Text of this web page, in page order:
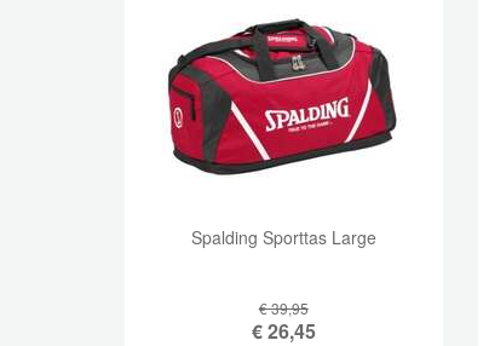
Spalding Sporttas Large
€ 39,95
€26,45